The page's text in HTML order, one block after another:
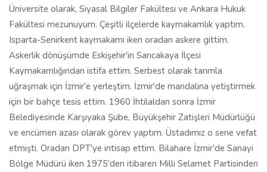
Üniversite olarak, Siyasal Bilgiler Fakültesi ve Ankara Hukuk
Fakültesi mezunuyum. Çeşitli ilçelerde kaymakamlık yaptım.
Isparta-Senirkent kaymakamı iken oradan askere gittim.
Askerlik dönüşümde Eskişehir'in Sarıcakaya İlçesi
Kaymakamlığından istifa ettim. Serbest olarak tarımla
uğraşmak için İzmir'e yerleştim. İzmir'de mandalina yetiştirmek
için bir bahçe tesis ettim. 1960 İhtilaldan sonra İzmir
Belediyesinde Karşıyaka Şube, Büyükşehir Zatişleri Müdürlüğü
ve encümen azası olarak görev yaptım. Üstadımız o sene vefat
etmişti. Oradan DPT'ye intisap ettim. Bilahare İzmir'de Sanayi
Bölge Müdürü iken 1975'den itibaren Milli Selamet Partisinden